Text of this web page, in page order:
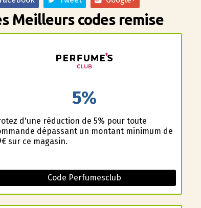
Meilleurs codes remise
5%
d'une réduction de 5% pour toute
dépassant un montant minimum de
sur ce magasin.
Code Perfumesclub